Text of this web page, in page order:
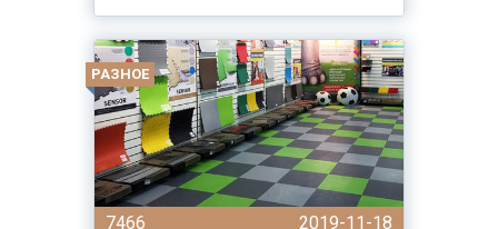
РАЗНОЕ
7466
2019-11-18